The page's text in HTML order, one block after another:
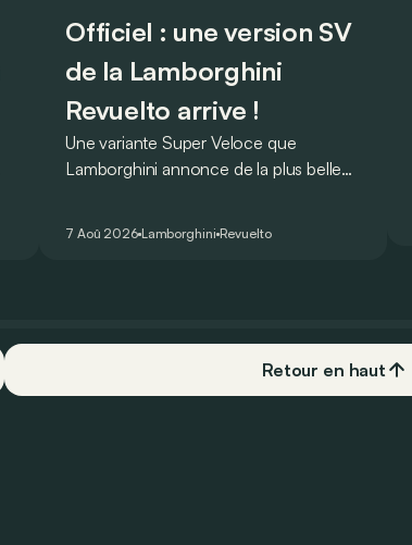
Officiel : une version SV
de la Lamborghini
Revuelto arrive !
Une variante Super Veloce que
Lamborghini annonce de la plus belle
voiture de série !
7 Aoû 2026 Lamborghini Revuelto
Retour en haut